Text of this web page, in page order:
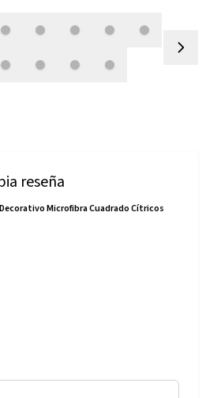
reseña
Microfibra Cuadrado Cítricos